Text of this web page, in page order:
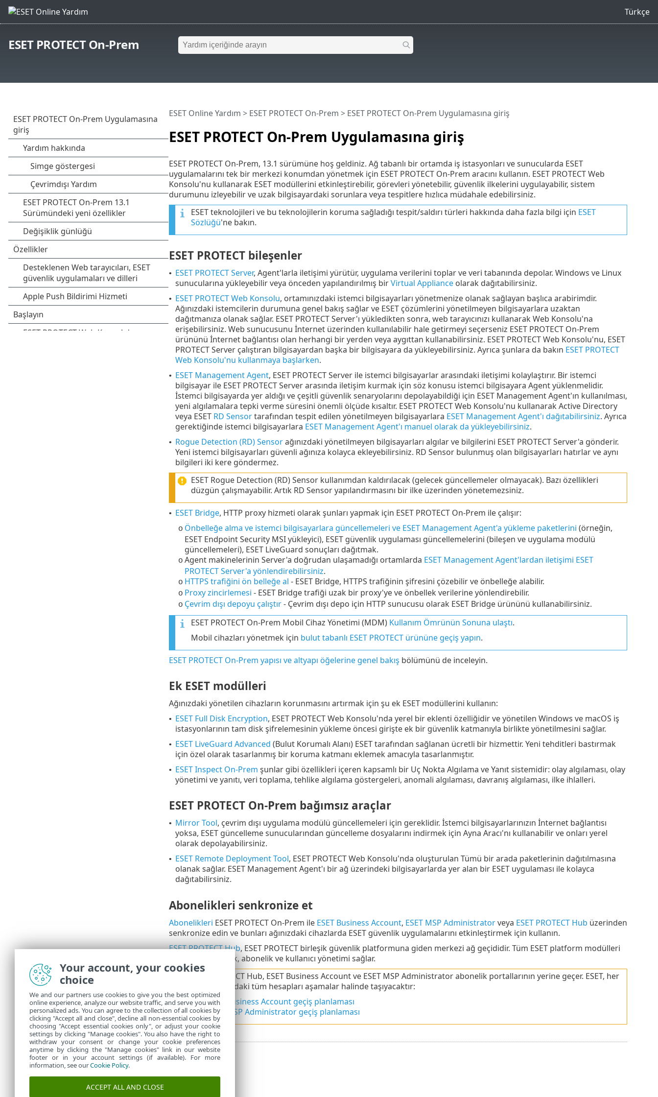
Türkçe
ESET PROTECT On-Prem
ESET PROTECT On-Prem Uygulamasına giriş
ESET Online Yardım > ESET PROTECT On-Prem > ESET PROTECT On-Prem Uygulamasına giriş
ESET PROTECT On-Prem, 13.1 sürümüne hoş geldiniz. Ağ tabanlı bir ortamda iş istasyonları ve sunucularda ESET
uygulamalarını tek bir merkezi konumdan yönetmek için ESET PROTECT On-Prem aracını kullanın. ESET PROTECT Web
Konsolu'nu kullanarak ESET modüllerini etkinleştirebilir, görevleri yönetebilir, güvenlik ilkelerini uygulayabilir, sistem
durumunu izleyebilir ve uzak bilgisayardaki sorunlara veya tespitlere hızlıca müdahale edebilirsiniz.
ESET teknolojileri ve bu teknolojilerin koruma sağladığı tespit/saldırı türleri hakkında daha fazla bilgi için ESET
Sözlüğü'ne bakın.
ESET PROTECT bileşenler
• ESET PROTECT Server, Agent'larla iletişimi yürütür, uygulama verilerini toplar ve veri tabanında depolar. Windows ve Linux
sunucularına yükleyebilir veya önceden yapılandırılmış birVirtual Applianceolarak dağıtabilirsiniz.
• ESET PROTECT Web Konsolu, ortamınızdaki istemci bilgisayarları yönetmenize olanak sağlayan başlıca arabirimdir.
Ağınızdaki istemcilerin durumuna genel bakış sağlar ve ESET çözümlerini yönetilmeyen bilgisayarlara uzaktan
dağıtmanıza olanak sağlar. ESET PROTECT Server'ı yükledikten sonra, web tarayıcınızı kullanarak Web Konsolu'na
erişebilirsiniz. Web sunucusunu İnternet üzerinden kullanılabilir hale getirmeyi seçerseniz ESET PROTECT On-Prem
ürününü İnternet bağlantısı olan herhangi bir yerden veya aygıttan kullanabilirsiniz. ESET PROTECT Web Konsolu'nu, ESET
PROTECT Server çalıştıran bilgisayardan başka bir bilgisayara da yükleyebilirsiniz. Ayrıca şunlara da bakın ESET PROTECT
Web Konsolu'nu kullanmaya başlarken.
• ESET Management Agent, ESET PROTECT Server ile istemci bilgisayarlar arasındaki iletişimi kolaylaştırır. Bir istemci
bilgisayar ile ESET PROTECT Server arasında iletişim kurmak için söz konusu istemci bilgisayara Agent yüklenmelidir.
İstemci bilgisayarda yer aldığı ve çeşitli güvenlik senaryolarını depolayabildiği için ESET Management Agent'ın kullanılması,
yeni algılamalara tepki verme süresini önemli ölçüde kısaltır. ESET PROTECT Web Konsolu'nu kullanarak Active Directory
veya ESET RD Sensortarafından tespit edilen yönetilmeyen bilgisayarlara ESET Management Agent'ı dağıtabilirsiniz. Ayrıca
gerektiğinde istemci bilgisayarlara ESET Management Agent'ı manuel olarak da yükleyebilirsiniz.
• Rogue Detection (RD) Sensorağınızdaki yönetilmeyen bilgisayarları algılar ve bilgilerini ESET PROTECT Server'a gönderir.
Yeni istemci bilgisayarları güvenli ağınıza kolayca ekleyebilirsiniz. RD Sensor bulunmuş olan bilgisayarları hatırlar ve aynı
bilgileri iki kere göndermez.
ESET Rogue Detection (RD) Sensor kullanımdan kaldırılacak (gelecek güncellemeler olmayacak). Bazı özellikleri
düzgün çalışmayabilir. Artık RD Sensor yapılandırmasını bir ilke üzerinden yönetemezsiniz.
• ESET Bridge, HTTP proxy hizmeti olarak şunları yapmak için ESET PROTECT On-Prem ile çalışır:
o Önbelleğe alma ve istemci bilgisayarlara güncellemeleri ve ESET Management Agent'a yükleme paketlerini (örneğin,
ESET Endpoint SecurityMSI yükleyici), ESET güvenlik uygulaması güncellemelerini (bileşen ve uygulama modülü
güncellemeleri), ESET LiveGuard sonuçları dağıtmak.
o Agent makinelerinin Server'a doğrudan ulaşamadığı ortamlarda ESET Management Agent'lardan iletişimi ESET
PROTECT Server'a yönlendirebilirsiniz.
o HTTPS trafiğini ön belleğe al - ESET Bridge, HTTPS trafiğinin şifresini çözebilir ve önbelleğe alabilir.
o Proxy zincirlemesi - ESET Bridge trafiği uzak bir proxy'ye ve önbellek verilerine yönlendirebilir.
o Çevrim dışı depoyu çalıştır- Çevrim dışı depo için HTTP sunucusu olarak ESET Bridge ürününü kullanabilirsiniz.
ESET PROTECT On-Prem Mobil Cihaz Yönetimi (MDM) Kullanım Ömrünün Sonuna ulaştı.
Mobil cihazları yönetmek için bulut tabanlı ESET PROTECT ürününe geçiş yapın.
ESET PROTECT On-Prem yapısı ve altyapı öğelerine genel bakış bölümünü de inceleyin.
Ek ESET modülleri
Ağınızdaki yönetilen cihazların korunmasını artırmak için şu ek ESET modüllerini kullanın:
• ESET Full Disk Encryption, ESET PROTECT Web Konsolu'nda yerel bir eklenti özelliğidir ve yönetilen Windows ve macOS iş
istasyonlarının tam disk şifrelemesinin yükleme öncesi girişte ek bir güvenlik katmanıyla birlikte yönetilmesini sağlar.
• ESET LiveGuard Advanced (Bulut Korumalı Alanı) ESET tarafından sağlanan ücretli bir hizmettir. Yeni tehditleri bastırmak
için özel olarak tasarlanmış bir koruma katmanı eklemek amacıyla tasarlanmıştır.
• ESET Inspect On-Prem şunlar gibi özellikleri içeren kapsamlı bir Uç Nokta Algılama ve Yanıt sistemidir: olay algılaması, olay
yönetimi ve yanıtı, veri toplama, tehlike algılama göstergeleri, anomali algılaması, davranış algılaması, ilke ihlalleri.
ESET PROTECT On-Prem bağımsız araçlar
• Mirror Tool, çevrim dışı uygulama modülü güncellemeleri için gereklidir. İstemci bilgisayarlarınızın İnternet bağlantısı
yoksa, ESET güncelleme sunucularından güncelleme dosyalarını indirmek için Ayna Aracı'nı kullanabilir ve onları yerel
olarak depolayabilirsiniz.
• ESET Remote Deployment Tool, ESET PROTECT Web Konsolu'nda oluşturulan Tümü bir arada paketlerinin dağıtılmasına
olanak sağlar. ESET Management Agent'ı bir ağ üzerindeki bilgisayarlarda yer alan bir ESET uygulaması ile kolayca
dağıtabilirsiniz.
Abonelikleri senkronize et
Abonelikleri ESET PROTECT On-Prem ile ESET Business Account, ESET MSP Administratorveya ESET PROTECT Hub üzerinden
senkronize edin ve bunları ağınızdaki cihazlarda ESET güvenlik uygulamalarını etkinleştirmek için kullanın.
ESET PROTECT Hub, ESET PROTECT birleşik güvenlik platformuna giden merkezi ağ geçididir. Tüm ESET platform modülleri
için merkezi kimlik, abonelik ve kullanıcı yönetimi sağlar.
ESET PROTECT Hub, ESET Business Account ve ESET MSP Administrator abonelik portallarının yerine geçer. ESET, her
iki platformdaki tüm hesapları aşamalar halinde taşıyacaktır:
• ESET Business Account geçiş planlaması
• ESET MSP Administrator geçiş planlaması
Your account, your cookies
choice
We and our partners use cookies to give you the best optimized
online experience, analyze our website traffic, and serve you with
personalized ads. You can agree to the collection of all cookies by
clicking "Accept all and close", decline all non-essential cookies by
choosing "Accept essential cookies only", or adjust your cookie
settings by clicking "Manage cookies". You also have the right to
withdraw your consent or change your cookie preferences
anytime by clicking the "Manage cookies" link in our website
footer or in your account settings (if available). For more
information, see ourCookie Policy.
ACCEPT ALL AND CLOSE